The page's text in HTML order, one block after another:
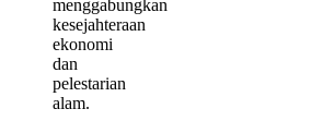
menggabungkan
kesejahteraan
ekonomi
dan
pelestarian
alam.